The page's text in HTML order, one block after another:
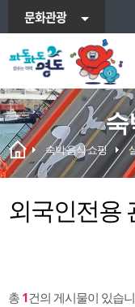
문화관광
숙
숙박·음식·쇼핑
외국인전용
총 1건의 게시물이 있습